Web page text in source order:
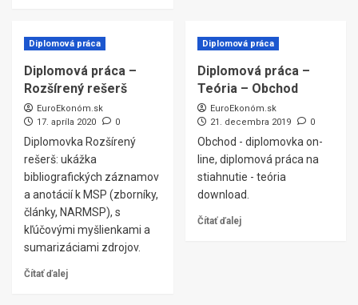
Diplomová práca
Diplomová práca –
Rozšírený rešerš
EuroEkonóm.sk
17. apríla 2020
0
Diplomovka Rozšírený
rešerš: ukážka
bibliografických záznamov
a anotácií k MSP (zborníky,
články, NARMSP), s
kľúčovými myšlienkami a
sumarizáciami zdrojov.
Čítať ďalej
Diplomová práca
Diplomová práca –
Teória – Obchod
EuroEkonóm.sk
21. decembra 2019
0
Obchod - diplomovka on-
line, diplomová práca na
stiahnutie - teória
download.
Čítať ďalej